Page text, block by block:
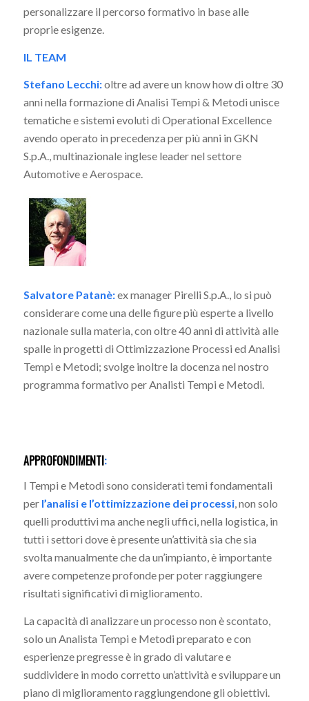
personalizzare il percorso formativo in base alle
proprie esigenze.
IL TEAM
Stefano Lecchi:oltre ad avere un know how di oltre 30
anni nella formazione di Analisi Tempi & Metodi unisce
tematiche e sistemi evoluti di Operational Excellence
avendo operato in precedenza per più anni in GKN
S.p.A., multinazionale inglese leader nel settore
Automotive e Aerospace.
Salvatore Patanè:ex manager Pirelli S.p.A., lo si può
considerare come una delle figure più esperte a livello
nazionale sulla materia, con oltre 40 anni di attività alle
spalle in progetti di Ottimizzazione Processi ed Analisi
Tempi e Metodi; svolge inoltre la docenza nel nostro
programma formativo per Analisti Tempi e Metodi.
APPROFONDIMENTI:
I Tempi e Metodi sono considerati temi fondamentali
perl’analisi e l’ottimizzazione dei processi, non solo
quelli produttivi ma anche negli uffici, nella logistica, in
tutti i settori dove è presente un’attività sia che sia
svolta manualmente che da un’impianto, è importante
avere competenze profonde per poter raggiungere
risultati significativi di miglioramento.
La capacità di analizzare un processo non è scontato,
solo un Analista Tempi e Metodi preparato e con
esperienze pregresse è in grado di valutare e
suddividere in modo corretto un’attività e sviluppare un
piano di miglioramento raggiungendone gli obiettivi.